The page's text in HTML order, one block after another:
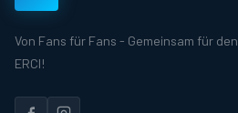
Von Fans für Fans - Gemeinsam für den
ERCI!